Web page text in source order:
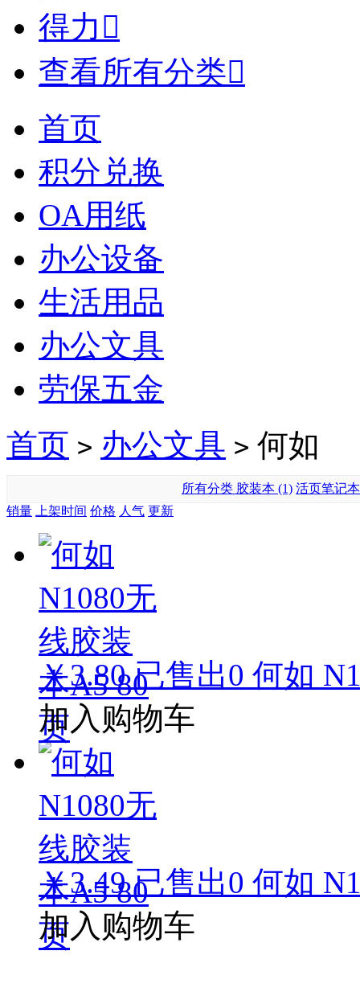
得力 
查看所有分类
首页
积分兑换
OA用纸
办公设备
生活用品
办公文具
劳保五金
首页 > 办公文具 > 何如
所有分类 胶装本 (1) 活页笔记
销量
上架时间 价格 人气 更新
￥3.80 已售出0 何如
加入购物车
￥3.49 已售出0 何如
加入购物车